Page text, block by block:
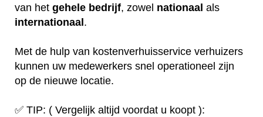
van het gehele bedrijf, zowel nationaal als
internationaal .
Met de hulp van kostenverhuisservice verhuizers
kunnen uw medewerkers snel operationeel zijn
op de nieuwe locatie.
✅ TIP: ( Vergelijk altijd voordat u koopt ):